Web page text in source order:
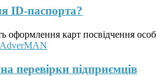
ID-паспорта?
оформлення карт посвідчення
перевірки підприємців